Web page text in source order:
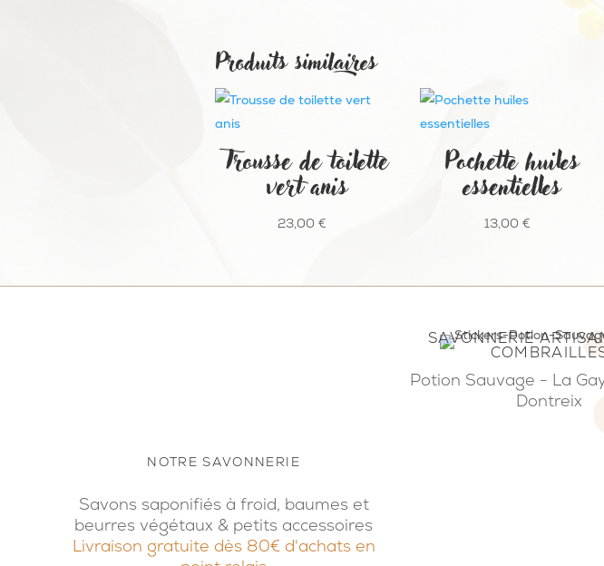
prune
Produits similaires
Trousse de toilette
vert anis
23,00€
Pochette huiles
essentielles
13,00 €
NOTRE SAVONNERIE
Savons saponifiés à froid, baumes et
beurres végétaux & petits accessoires
Livraison gratuite dès 80€ d'achats en
SAVONNERIE
Potion Sauvage - La
Dontreix